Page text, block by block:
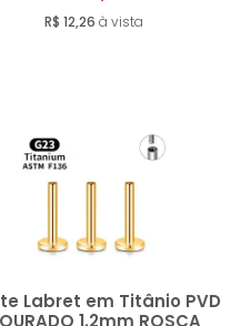
R$ 12,26 à vista
Labret em Titânio PVD
1.2mm ROSCA